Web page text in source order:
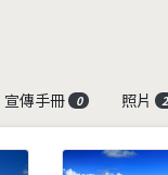
宣傳手冊 0 照片